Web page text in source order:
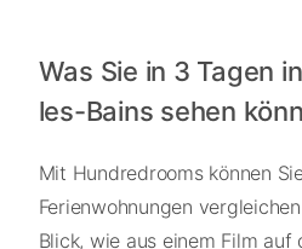
Was Sie in 3 Tagen
les-Bains sehen
Mit Hundredrooms können
Ferienwohnungen
Blick, wie aus einem Film auf